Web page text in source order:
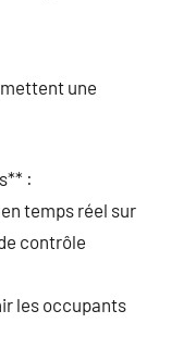
une
:
temps réel sur
contrôle
les occupants